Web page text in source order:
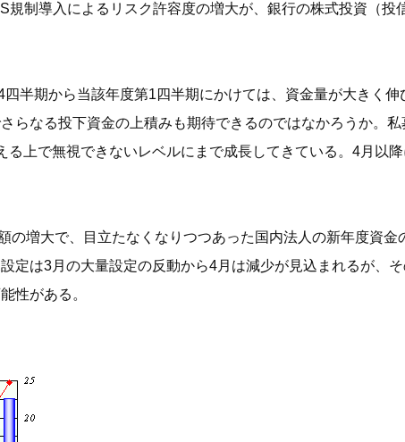
制導入によるリスク許容度の増大が、銀行の株式投資（投
半期から当該年度第1四半期にかけては、資金量が大きく伸
らなる投下資金の上積みも期待できるのではなかろうか。
上で無視できないレベルにまで成長してきている。4月以
増大で、目立たなくなりつつあった国内法人の新年度資金
定は3月の大量設定の反動から4月は減少が見込まれるが、
性がある。